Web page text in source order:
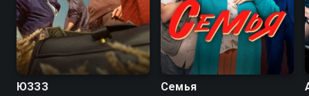
ЮЗЗЗ Семья